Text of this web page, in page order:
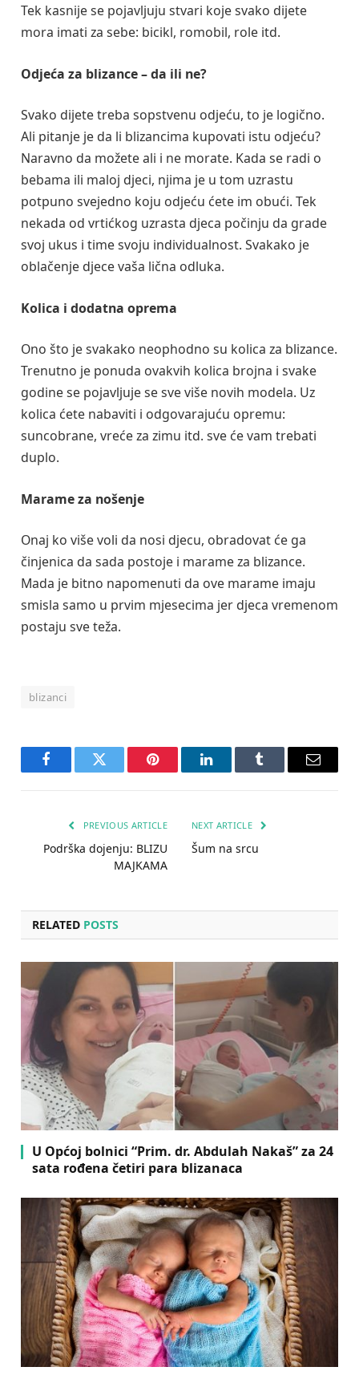
Tek kasnije se pojavljuju stvari koje svako dijete
mora imati za sebe: bicikl, romobil, role itd.
Odjeća za blizance – da ili ne?
Svako dijete treba sopstvenu odjeću, to je logično.
Ali pitanje je da li blizancima kupovati istu odjeću?
Naravno da možete ali i ne morate. Kada se radi o
bebama ili maloj djeci, njima je u tom uzrastu
potpuno svejedno koju odjeću ćete im obući. Tek
nekada od vrtićkog uzrasta djeca počinju da grade
svoj ukus i time svoju individualnost. Svakako je
oblačenje djece vaša lična odluka.
Kolica i dodatna oprema
Ono što je svakako neophodno su kolica za blizance.
Trenutno je ponuda ovakvih kolica brojna i svake
godine se pojavljuje se sve više novih modela. Uz
kolica ćete nabaviti i odgovarajuću opremu:
suncobrane, vreće za zimu itd. sve će vam trebati
duplo.
Marame za nošenje
Onaj ko više voli da nosi djecu, obradovat će ga
činjenica da sada postoje i marame za blizance.
Mada je bitno napomenuti da ove marame imaju
smisla samo u prvim mjesecima jer djeca vremenom
postaju sve teža.
blizanci
FacebookTwitter Pinterest LinkedInTumblr Email
PREVIOUS ARTICLE
Podrška dojenju: BLIZU
MAJKAMA
NEXT ARTICLE
Šum na srcu
RELATED POSTS
U Općoj bolnici “Prim. dr. Abdulah Nakaš” za 24
sata rođena četiri para blizanaca